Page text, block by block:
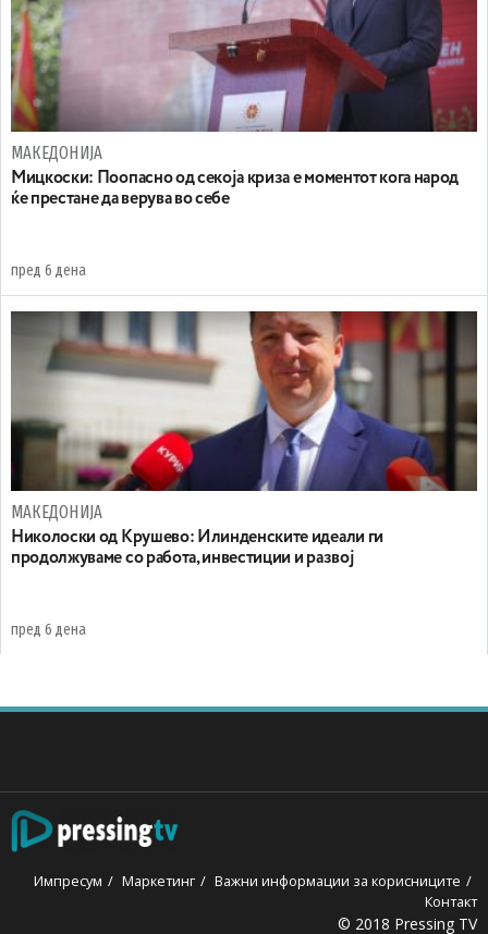
МАКЕДОНИЈА
Мицкоски: Поопасно од секоја криза е моментот кога народ
ќе престане да верува во себе
пред 6 дена
МАКЕДОНИЈА
Николоски од Крушево: Илинденските идеали ги
продолжуваме со работа, инвестиции и развој
пред 6 дена
Импресум Маркетинг
Важни информации за корисниците
Контакт
© 2018 Pressing TV